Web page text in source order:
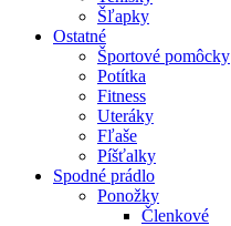
Šľapky
Ostatné
Športové pomôcky
Potítka
Fitness
Uteráky
Fľaše
Píšťalky
Spodné prádlo
Ponožky
Členkové